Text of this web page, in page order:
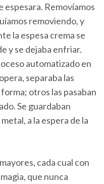
Removíamos
removiendo, y
la espesa crema se
y se dejaba enfriar.
automatizado en
separaba las
otros las pasaban
Se guardaban
a la espera de la
cada cual con
que nunca